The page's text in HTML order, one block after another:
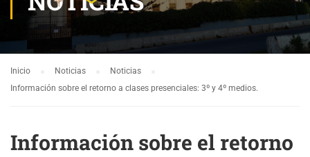
Inicio Noticias
Noticias
Información sobre el retorno a clases presenciales: 3º y 4º medios.
Información sobre el retorno